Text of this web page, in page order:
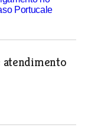
atendimento